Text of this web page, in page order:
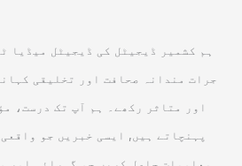
ہم کشمیر ڈیجیٹل کی ڈیجیٹل میڈیا
جرات مندانہ صحافت اور تخلیقی
اور متاثر رکھے۔ ہم آپ تک درست،
پہنچاتے ہیں, ایسی خبریں جو